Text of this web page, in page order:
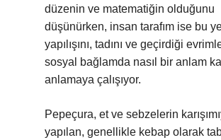
düzenin ve matematiğin olduğunu
düşünürken, insan tarafım ise bu
yapılışını, tadını ve geçirdiği
sosyal bağlamda nasıl bir anlam
anlamaya çalışıyor.
Pepeçura, et ve sebzelerin
yapılan, genellikle kebap olarak